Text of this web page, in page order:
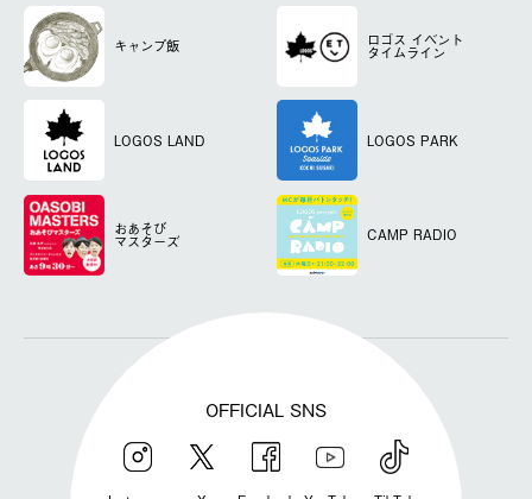
キャンプ飯 ロゴス イベント
タイムライン
LOGOS LAND LOGOS PARK
おあそび
マスターズ CAMP RADIO
OFFICIAL SNS